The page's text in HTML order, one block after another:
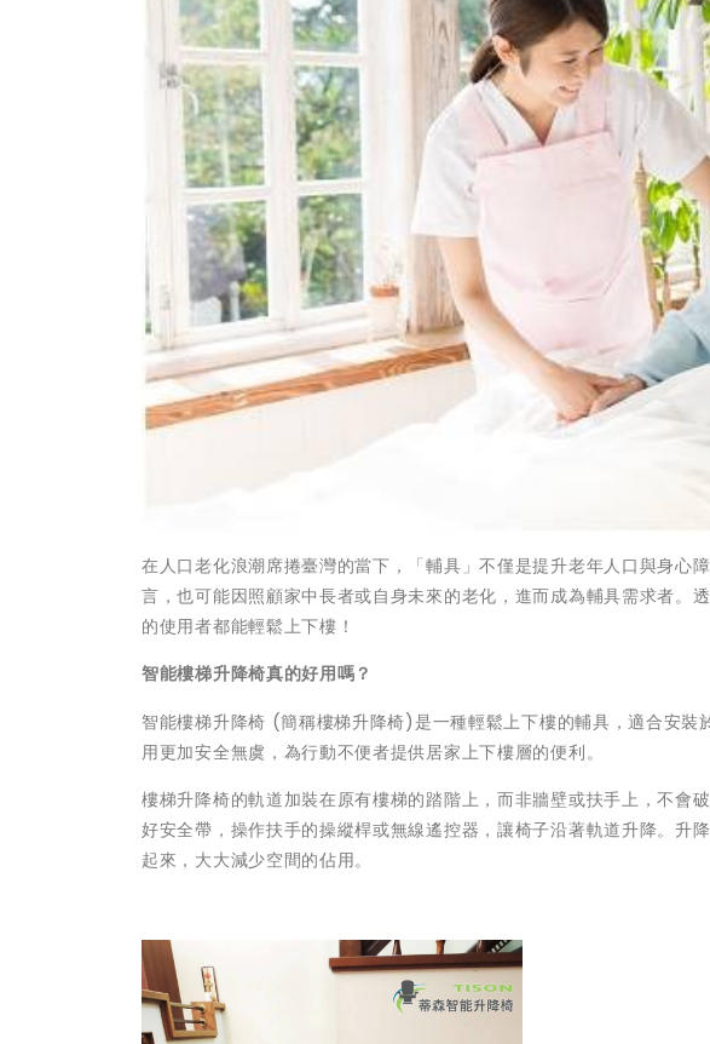
在人口老化浪潮席捲臺灣的當下，「輔具」不僅是提升老年人口與身心
言，也可能因照顧家中長者或自身未來的老化，進而成為輔具需求者。
的使用者都能輕鬆上下樓！
智能樓梯升降椅真的好用嗎？
智能樓梯升降椅 (簡稱樓梯升降椅)是一種輕鬆上下樓的輔具，適合安裝
用更加安全無虞，為行動不便者提供居家上下樓層的便利。
樓梯升降椅的軌道加裝在原有樓梯的踏階上，而非牆壁或扶手上，不會
好安全帶，操作扶手的操縱桿或無線遙控器，讓椅子沿著軌道升降。升
起來，大大減少空間的佔用。